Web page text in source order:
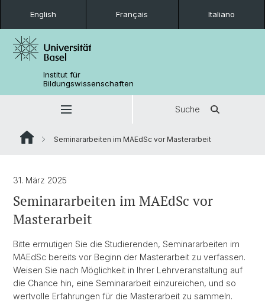
English Français Italiano
Institut für
Bildungswissenschaften
Suche
Seminararbeiten im MAEdSc vor Masterarbeit
31. März 2025
Seminararbeiten im MAEdSc vor
Masterarbeit
Bitte ermutigen Sie die Studierenden, Seminararbeiten im
MAEdSc bereits vor Beginn der Masterarbeit zu verfassen.
Weisen Sie nach Möglichkeit in Ihrer Lehrveranstaltung auf
die Chance hin, eine Seminararbeit einzureichen, und so
wertvolle Erfahrungen für die Masterarbeit zu sammeln.